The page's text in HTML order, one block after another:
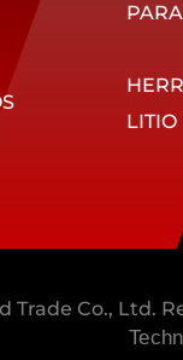
LITIO
Co., Ltd.